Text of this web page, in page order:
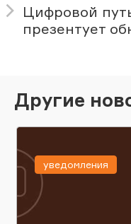
Цифровой
презентует
Другие
уведомления